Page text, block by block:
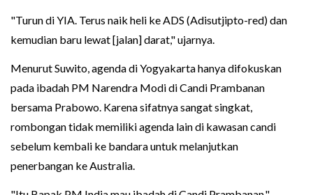
"Turun di YIA. Terus naik heli ke ADS (Adisutjipto-red) dan
kemudian baru lewat [jalan] darat," ujarnya.
Menurut Suwito, agenda di Yogyakarta hanya difokuskan
pada ibadah PM Narendra Modi di Candi Prambanan
bersama Prabowo. Karena sifatnya sangat singkat,
rombongan tidak memiliki agenda lain di kawasan candi
sebelum kembali ke bandara untuk melanjutkan
penerbangan ke Australia.